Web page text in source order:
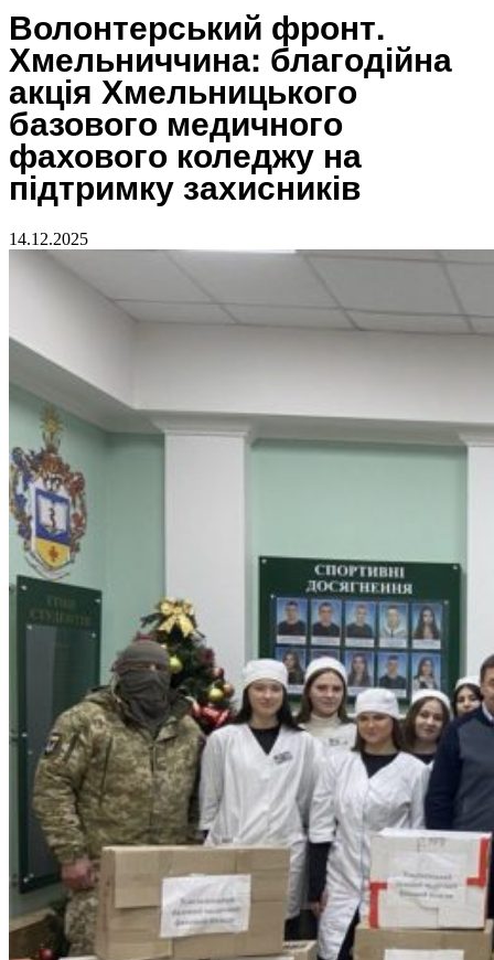
Волонтерський фронт.
Хмельниччина: благодійна
акція Хмельницького
базового медичного
фахового коледжу на
підтримку захисників
14.12.2025